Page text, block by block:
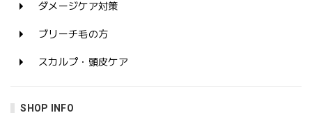
ダメージケア対策
ブリーチ毛の方
スカルプ・頭皮ケア
SHOP INFO